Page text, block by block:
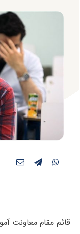
قائم مقام معاونت